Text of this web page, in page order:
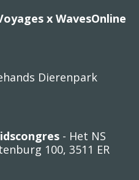
x WavesOnline
Dierenpark
- Het NS
100, 3511 ER